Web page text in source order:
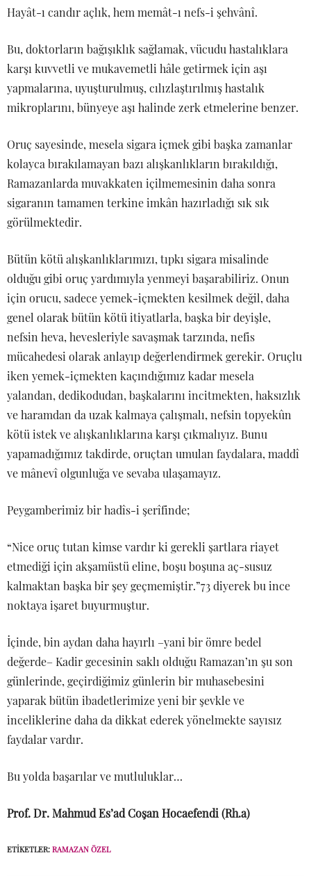
Hayât-ı candır açlık, hem memât-ı nefs-i şehvânî.
Bu, doktorların bağışıklık sağlamak, vücudu hastalıklara
karşı kuvvetli ve mukavemetli hâle getirmek için aşı
yapmalarına, uyuşturulmuş, cılızlaştırılmış hastalık
mikroplarını, bünyeye aşı halinde zerk etmelerine benzer.
Oruç sayesinde, mesela sigara içmek gibi başka zamanlar
kolayca bırakılamayan bazı alışkanlıkların bırakıldığı,
Ramazanlarda muvakkaten içilmemesinin daha sonra
sigaranın tamamen terkine imkân hazırladığı sık sık
görülmektedir.
Bütün kötü alışkanlıklarımızı, tıpkı sigara misalinde
olduğu gibi oruç yardımıyla yenmeyi başarabiliriz. Onun
için orucu, sadece yemek-içmekten kesilmek değil, daha
genel olarak bütün kötü itiyatlarla, başka bir deyişle,
nefsin heva, hevesleriyle savaşmak tarzında, nefis
mücahedesi olarak anlayıp değerlendirmek gerekir. Oruçlu
iken yemek-içmekten kaçındığımız kadar mesela
yalandan, dedikodudan, başkalarını incitmekten, haksızlık
ve haramdan da uzak kalmaya çalışmalı, nefsin topyekûn
kötü istek ve alışkanlıklarına karşı çıkmalıyız. Bunu
yapamadığımız takdirde, oruçtan umulan faydalara, maddî
ve mânevî olgunluğa ve sevaba ulaşamayız.
Peygamberimiz bir hadîs-i şerîfinde;
“Nice oruç tutan kimse vardır ki gerekli şartlara riayet
etmediği için akşamüstü eline, boşu boşuna aç-susuz
kalmaktan başka bir şey geçmemiştir.”73 diyerek bu ince
noktaya işaret buyurmuştur.
İçinde, bin aydan daha hayırlı –yani bir ömre bedel
değerde– Kadir gecesinin saklı olduğu Ramazan’ın şu son
günlerinde, geçirdiğimiz günlerin bir muhasebesini
yaparak bütün ibadetlerimize yeni bir şevkle ve
inceliklerine daha da dikkat ederek yönelmekte sayısız
faydalar vardır.
Bu yolda başarılar ve mutluluklar…
Prof. Dr. Mahmud Es’ad Coşan Hocaefendi (Rh.a)
ETIKETLER: RAMAZAN ÖZEL